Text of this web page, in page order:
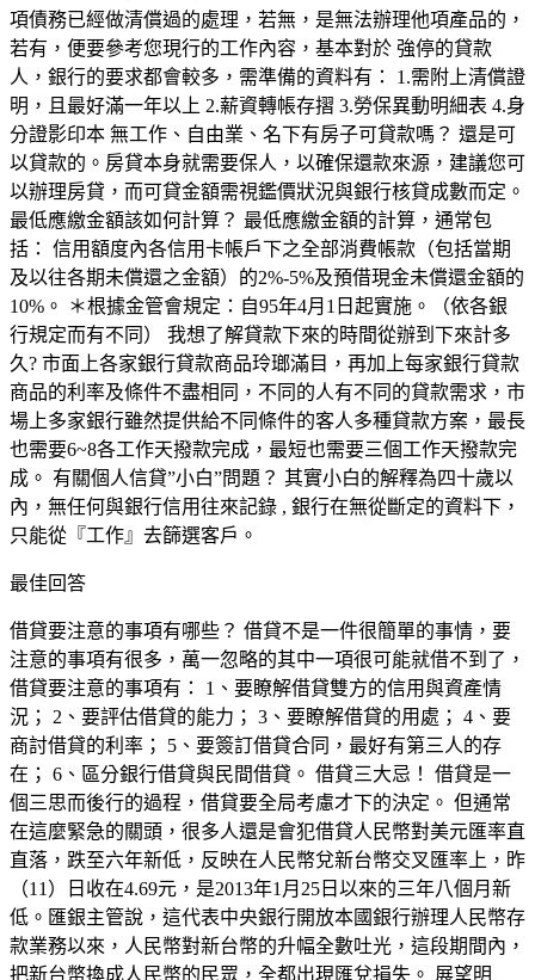
項債務已經做清償過的處理，若無，是無法辦理他項產品的，
若有，便要參考您現行的工作內容，基本對於 強停的貸款
人，銀行的要求都會較多，需準備的資料有： 1.需附上清償證
明，且最好滿一年以上 2.薪資轉帳存摺 3.勞保異動明細表 4.身
分證影印本 無工作、自由業、名下有房子可貸款嗎？ 還是可
以貸款的。房貸本身就需要保人，以確保還款來源，建議您可
以辦理房貸，而可貸金額需視鑑價狀況與銀行核貸成數而定。
最低應繳金額該如何計算？ 最低應繳金額的計算，通常包
括： 信用額度內各信用卡帳戶下之全部消費帳款（包括當期
及以往各期未償還之金額）的2%-5%及預借現金未償還金額的
10%。 ＊根據金管會規定：自95年4月1日起實施。（依各銀
行規定而有不同） 我想了解貸款下來的時間從辦到下來計多
久? 市面上各家銀行貸款商品玲瑯滿目，再加上每家銀行貸款
商品的利率及條件不盡相同，不同的人有不同的貸款需求，市
場上多家銀行雖然提供給不同條件的客人多種貸款方案，最長
也需要6~8各工作天撥款完成，最短也需要三個工作天撥款完
成。 有關個人信貸”小白”問題？ 其實小白的解釋為四十歲以
內，無任何與銀行信用往來記錄 , 銀行在無從斷定的資料下，
只能從『工作』去篩選客戶。
最佳回答
借貸要注意的事項有哪些？ 借貸不是一件很簡單的事情，要
注意的事項有很多，萬一忽略的其中一項很可能就借不到了，
借貸要注意的事項有： 1、要瞭解借貸雙方的信用與資產情
況； 2、要評估借貸的能力； 3、要瞭解借貸的用處； 4、要
商討借貸的利率； 5、要簽訂借貸合同，最好有第三人的存
在； 6、區分銀行借貸與民間借貸。 借貸三大忌！ 借貸是一
個三思而後行的過程，借貸要全局考慮才下的決定。 但通常
在這麼緊急的關頭，很多人還是會犯借貸人民幣對美元匯率直
直落，跌至六年新低，反映在人民幣兌新台幣交叉匯率上，昨
（11）日收在4.69元，是2013年1月25日以來的三年八個月新
低。匯銀主管說，這代表中央銀行開放本國銀行辦理人民幣存
款業務以來，人民幣對新台幣的升幅全數吐光，這段期間內，
把新台幣換成人民幣的民眾，全都出現匯兌損失。 展望明